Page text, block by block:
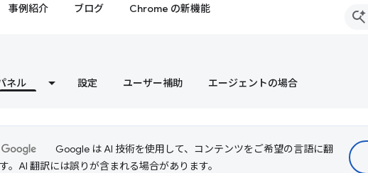
事例紹介 ブログ Chrome の新機能
ネル 設定 ユーザー補助 エージェントの場合
Google は AI 技術を使用して、コンテンツをご希望の言語に翻
。AI 翻訳には誤りが含まれる場合があります。